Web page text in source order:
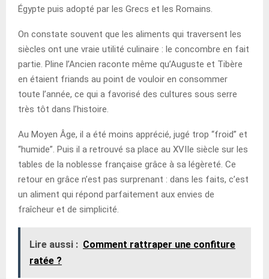
Égypte puis adopté par les Grecs et les Romains.
On constate souvent que les aliments qui traversent les
siècles ont une vraie utilité culinaire : le concombre en fait
partie. Pline l’Ancien raconte même qu’Auguste et Tibère
en étaient friands au point de vouloir en consommer
toute l’année, ce qui a favorisé des cultures sous serre
très tôt dans l’histoire.
Au Moyen Âge, il a été moins apprécié, jugé trop “froid” et
“humide”. Puis il a retrouvé sa place au XVIIe siècle sur les
tables de la noblesse française grâce à sa légèreté. Ce
retour en grâce n’est pas surprenant : dans les faits, c’est
un aliment qui répond parfaitement aux envies de
fraîcheur et de simplicité.
Lire aussi : Comment rattraper une confiture
ratée ?